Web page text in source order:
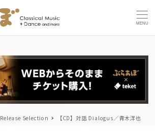
MENU
Selection 【CD】対話 Dialogus／青木洋也